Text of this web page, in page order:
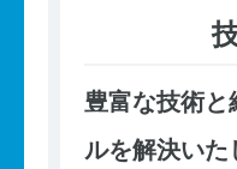
豊富な技術
ルを解決いた